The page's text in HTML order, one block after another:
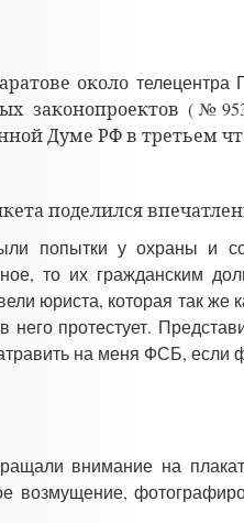
около телецентра
законопроектов
Думе РФ в третьем
поделился
попытки у охраны и
то их гражданским
юриста, которая так же
него протестует.
на меня ФСБ, если
внимание на
возмущение,